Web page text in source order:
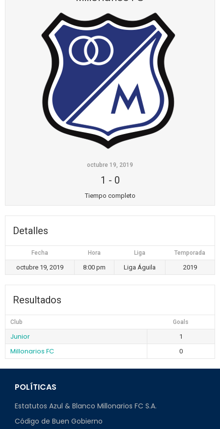
octubre 19, 2019
1 - 0
Tiempo completo
Detalles
Fecha Hora Liga Temporada
octubre 19, 2019 8:00 pm Liga Águila 2019
Resultados
Club Goals
Junior 1
Millonarios FC 0
POLÍTICAS
Estatutos Azul & Blanco Millonarios FC S.A.
Código de Buen Gobierno